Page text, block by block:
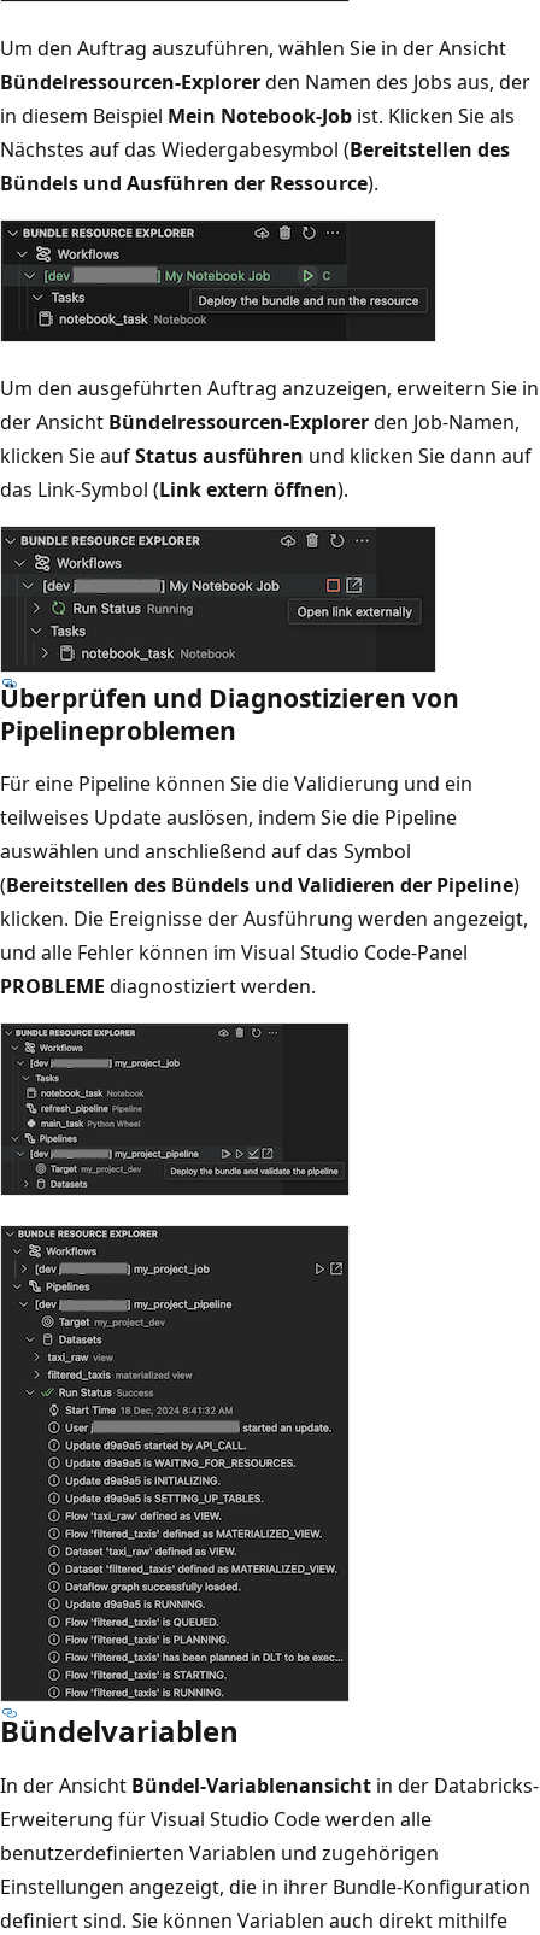
Um den Auftrag auszuführen, wählen Sie in der Ansicht
Bündelressourcen-Explorerden Namen des Jobs aus, der
in diesem Beispiel Mein Notebook-Job ist. Klicken Sie als
Nächstes auf das Wiedergabesymbol (Bereitstellen des
Bündels und Ausführen der Ressource).
Um den ausgeführten Auftrag anzuzeigen, erweitern Sie in
der Ansicht Bündelressourcen-Explorerden Job-Namen,
klicken Sie aufStatus ausführen und klicken Sie dann auf
das Link-Symbol (Link extern öffnen).
Überprüfen und Diagnostizieren von
Pipelineproblemen
Für eine Pipeline können Sie die Validierung und ein
teilweises Update auslösen, indem Sie die Pipeline
auswählen und anschließend auf das Symbol
(Bereitstellen des Bündels und Validieren der Pipeline)
klicken. Die Ereignisse der Ausführung werden angezeigt,
und alle Fehler können im Visual Studio Code-Panel
PROBLEME diagnostiziert werden.
Bündelvariablen
In der Ansicht Bündel-Variablenansicht in der Databricks-
Erweiterung für Visual Studio Code werden alle
benutzerdefinierten Variablen und zugehörigen
Einstellungen angezeigt, die in ihrer Bundle-Konfiguration
definiert sind. Sie können Variablen auch direkt mithilfe